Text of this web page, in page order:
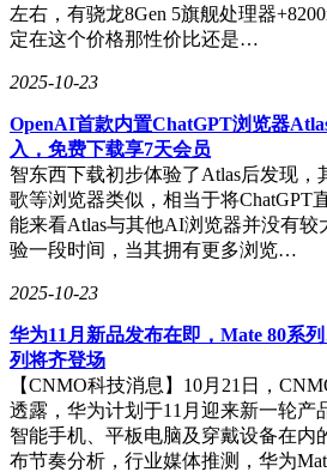
左右，有骁龙8Gen 5旗舰处理器
定在这个价格那性价比还是…
2025-10-23
OpenAI首款内置ChatGPT浏览器
入，免费下载享7天会员
智东西下载初步体验了Atlas后发现，
歌等浏览器类似，相当于将ChatGPT
能来看Atlas与其他AI浏览器并没有较
验一段时间，当其拥有更多浏览…
2025-10-23
华为11月新品发布在即，Mate 80系
列将齐登场
【CNMO科技消息】10月21日，
透露，华为计划于11月迎来新一轮产
智能手机、平板电脑及穿戴设备在内
布节奏分析，行业媒体推测，华为